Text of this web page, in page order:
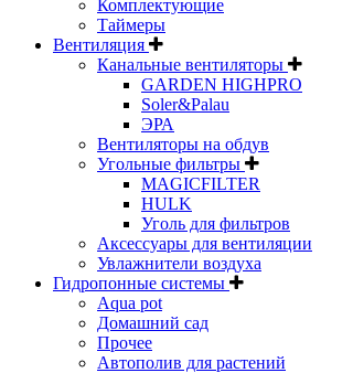
Комплектующие
Таймеры
Вентиляция
Канальные вентиляторы
GARDEN HIGHPRO
Soler&Palau
ЭРА
Вентиляторы на обдув
Угольные фильтры
MAGICFILTER
HULK
Уголь для фильтров
Аксессуары для вентиляции
Увлажнители воздуха
Гидропонные системы
Aqua pot
Домашний сад
Прочее
Автополив для растений